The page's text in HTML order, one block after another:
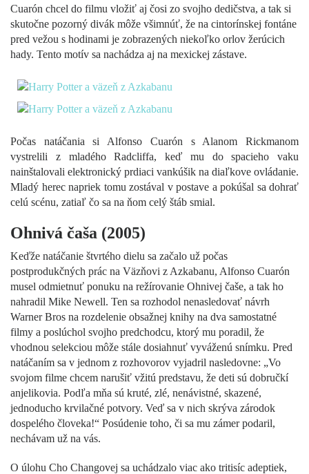
Cuarón chcel do filmu vložiť aj čosi zo svojho dedičstva, a tak si
skutočne pozorný divák môže všimnúť, že na cintorínskej fontáne
pred vežou s hodinami je zobrazených niekoľko orlov žerúcich
hady. Tento motív sa nachádza aj na mexickej zástave.
Počas natáčania si Alfonso Cuarón s Alanom Rickmanom
vystrelili z mladého Radcliffa, keď mu do spacieho vaku
nainštalovali elektronický prdiaci vankúšik na diaľkove ovládanie.
Mladý herec napriek tomu zostával v postave a pokúšal sa dohrať
celú scénu, zatiaľ čo sa na ňom celý štáb smial.
Ohnivá čaša (2005)
Keďže natáčanie štvrtého dielu sa začalo už počas
postprodukčných prác na Väzňovi z Azkabanu, Alfonso Cuarón
musel odmietnuť ponuku na režírovanie Ohnivej čaše, a tak ho
nahradil Mike Newell. Ten sa rozhodol nenasledovať návrh
Warner Bros na rozdelenie obsažnej knihy na dva samostatné
filmy a poslúchol svojho predchodcu, ktorý mu poradil, že
vhodnou selekciou môže stále dosiahnuť vyváženú snímku. Pred
natáčaním sa v jednom z rozhovorov vyjadril nasledovne: „Vo
svojom filme chcem narušiť vžitú predstavu, že deti sú dobručkí
anjelikovia. Podľa mňa sú kruté, zlé, nenávistné, skazené,
jednoducho krvilačné potvory. Veď sa v nich skrýva zárodok
dospelého človeka!“ Posúdenie toho, či sa mu zámer podaril,
nechávam už na vás.
O úlohu Cho Changovej sa uchádzalo viac ako tritisíc adeptiek,